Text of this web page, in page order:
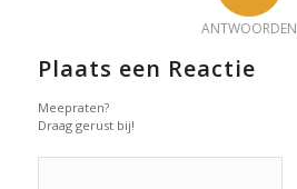
ANTWOORDEN
Plaats een Reactie
Meepraten?
Draag gerust bij!